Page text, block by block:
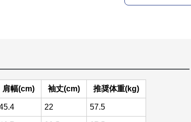
肩幅(cm) 袖丈(cm) 推奨体重(kg)
22 57.5